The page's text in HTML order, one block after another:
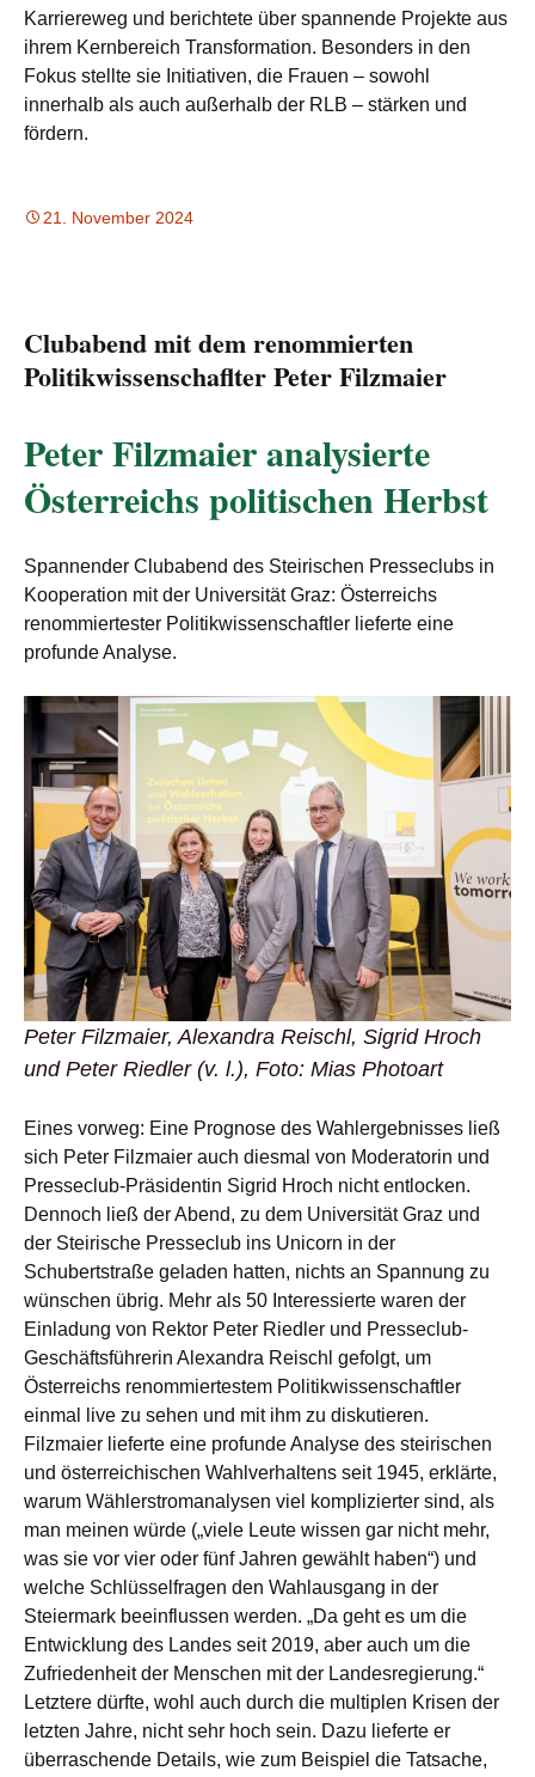
Karriereweg und berichtete über spannende Projekte aus
ihrem Kernbereich Transformation. Besonders in den
Fokus stellte sie Initiativen, die Frauen – sowohl
innerhalb als auch außerhalb der RLB – stärken und
fördern.
21. November 2024
Clubabend mit dem renommierten
Politikwissenschaflter Peter Filzmaier
Peter Filzmaier analysierte
Österreichs politischen Herbst
Spannender Clubabend des Steirischen Presseclubs in
Kooperation mit der Universität Graz: Österreichs
renommiertester Politikwissenschaftler lieferte eine
profunde Analyse.
Peter Filzmaier, Alexandra Reischl, Sigrid Hroch
und Peter Riedler (v. l.), Foto: Mias Photoart
Eines vorweg: Eine Prognose des Wahlergebnisses ließ
sich Peter Filzmaier auch diesmal von Moderatorin und
Presseclub-Präsidentin Sigrid Hroch nicht entlocken.
Dennoch ließ der Abend, zu dem Universität Graz und
der Steirische Presseclub ins Unicorn in der
Schubertstraße geladen hatten, nichts an Spannung zu
wünschen übrig. Mehr als 50 Interessierte waren der
Einladung von Rektor Peter Riedler und Presseclub-
Geschäftsführerin Alexandra Reischl gefolgt, um
Österreichs renommiertestem Politikwissenschaftler
einmal live zu sehen und mit ihm zu diskutieren.
Filzmaier lieferte eine profunde Analyse des steirischen
und österreichischen Wahlverhaltens seit 1945, erklärte,
warum Wählerstromanalysen viel komplizierter sind, als
man meinen würde („viele Leute wissen gar nicht mehr,
was sie vor vier oder fünf Jahren gewählt haben“) und
welche Schlüsselfragen den Wahlausgang in der
Steiermark beeinflussen werden. „Da geht es um die
Entwicklung des Landes seit 2019, aber auch um die
Zufriedenheit der Menschen mit der Landesregierung.“
Letztere dürfte, wohl auch durch die multiplen Krisen der
letzten Jahre, nicht sehr hoch sein. Dazu lieferte er
überraschende Details, wie zum Beispiel die Tatsache,